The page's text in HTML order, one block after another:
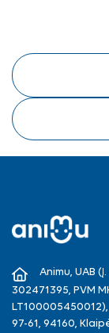
Animu, UAB (Į.
302471395, PVM
LT100005450012),
97-61, 94160,